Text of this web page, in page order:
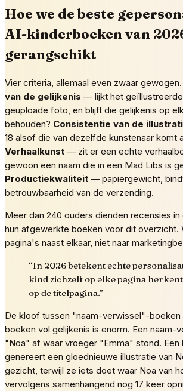
Hoe we de beste
AI-kinderboeken van
gerangschikt
Vier criteria, allemaal even zwaar gewogen.
van de gelijkenis — lijkt het
geüploade foto, en blijft die gelijkenis op
behouden? Consistentie van de
18 alsof die van dezelfde kunstenaar komt
Verhaalkunst — zit er een echte
gewoon een naam die in een Mad Libs is
Productiekwaliteit — papiergewicht,
betrouwbaarheid van de verzending.
Meer dan 240 ouders dienden recensies
hun afgewerkte boeken voor dit overzicht.
pagina's naast elkaar, niet naar
“In 2026 betekent echte
kind zichzelf op elke pagina
op de titelpagina.”
De kloof tussen "naam-verwissel"-boeken
boeken vol gelijkenis is enorm. Een naam-
"Noa" af waar vroeger "Emma" stond. Een
genereert een gloednieuwe illustratie van
gezicht, terwijl ze iets doet waar Noa van
vervolgens samenhangend nog 17 keer